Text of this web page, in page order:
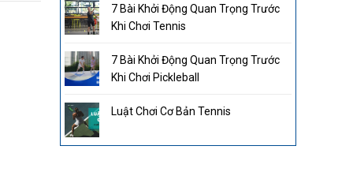
7 Bài Khởi Động Quan Trọng Trước
Khi Chơi Tennis
7 Bài Khởi Động Quan Trọng Trước
Khi Chơi Pickleball
Luật Chơi Cơ Bản Tennis